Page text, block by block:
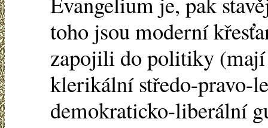
toho jsou moderní
zapojili do politiky (mají
klerikální středo-pravo-
demokraticko-liberální